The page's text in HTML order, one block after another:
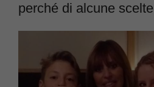
perché di alcune scelte